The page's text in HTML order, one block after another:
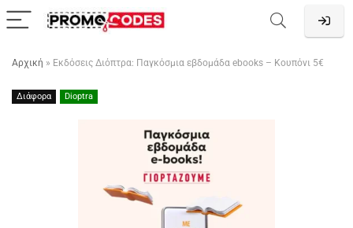
Αρχική » Eκδόσεις Διόπτρα: Παγκόσμια εβδομάδα ebooks – Κουπόνι 5€
Διάφορα Dioptra